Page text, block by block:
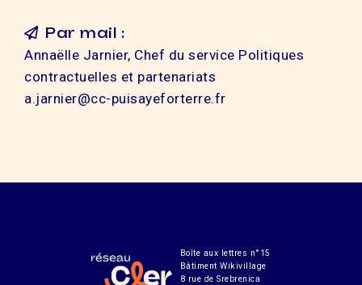
Par mail :
Annaëlle Jarnier, Chef du service Politiques
contractuelles et partenariats
a.jarnier@cc-puisayeforterre.fr
Boîte aux lettres n°15
Bâtiment Wikivillage
8 rue de Srebrenica